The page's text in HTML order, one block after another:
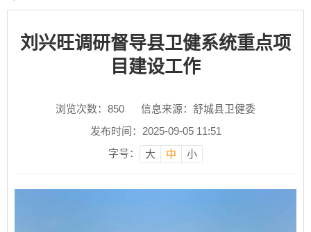
刘兴旺调研督导县卫健系统重点项
目建设工作
浏览次数： 850
信息来源：舒城县卫健委
发布时间：2025-09-05 11:51
字号：
大 中 小